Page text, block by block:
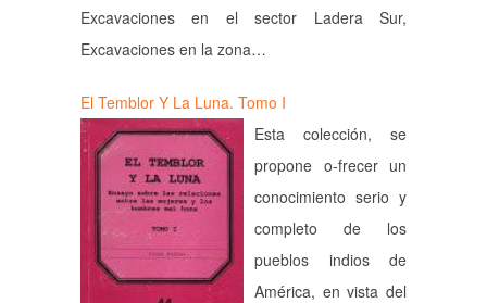
Excavaciones en el sector Ladera Sur,
Excavaciones en la zona…
El Temblor Y La Luna. Tomo I
Esta colección, se
propone o-frecer un
conocimiento serio y
completo de los
pueblos indios de
América, en vista del